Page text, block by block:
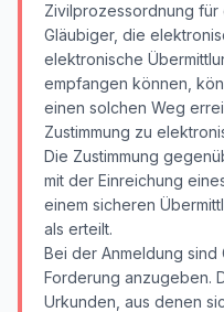
Zivilprozessordnung für
Gläubiger, die
elektronische
empfangen können,
einen solchen Weg
Zustimmung zu
Die Zustimmung
mit der Einreichung
einem sicheren
als erteilt.
Bei der Anmeldung
Forderung anzugeben.
Urkunden, aus denen